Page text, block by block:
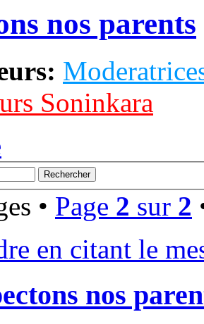
nos parents
Soninkara
• Page 2 sur 2
en citant le
nos